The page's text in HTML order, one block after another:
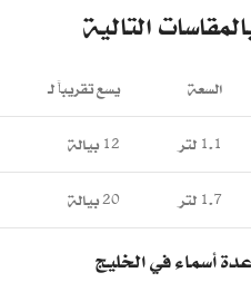
التالية
السعة يسع تقريباً لـ
1.1 لتر 12 بيالة
1.7 لتر 20 بيالة
أسماء في الخليج